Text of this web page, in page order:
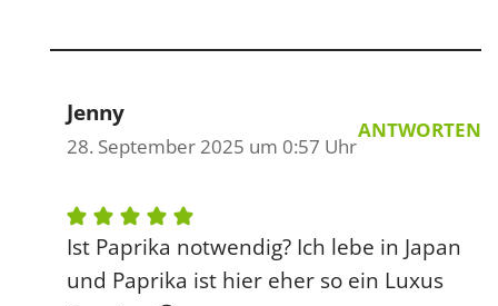
Jenny
28. September 2025 um 0:57 Uhr
ANTWORTEN
Ist Paprika notwendig? Ich lebe in Japan
und Paprika ist hier eher so ein Luxus